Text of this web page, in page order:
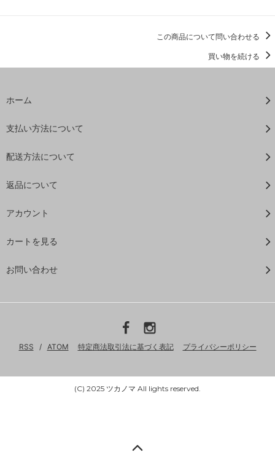
この商品について問い合わせる
買い物を続ける
ホーム
支払い方法について
配送方法について
返品について
アカウント
カートを見る
お問い合わせ
RSS / ATOM 特定商法取引法に基づく表記 プライバシーポリシー
(C) 2025 ツカノマ All lights reserved.